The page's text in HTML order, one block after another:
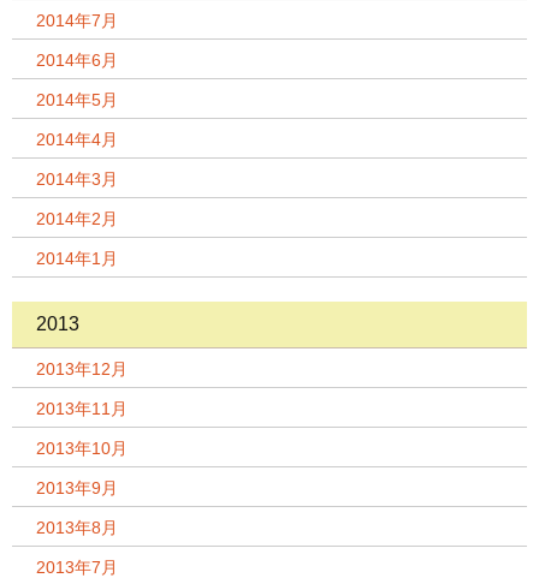
2014年7月
2014年6月
2014年5月
2014年4月
2014年3月
2014年2月
2014年1月
2013
2013年12月
2013年11月
2013年10月
2013年9月
2013年8月
2013年7月